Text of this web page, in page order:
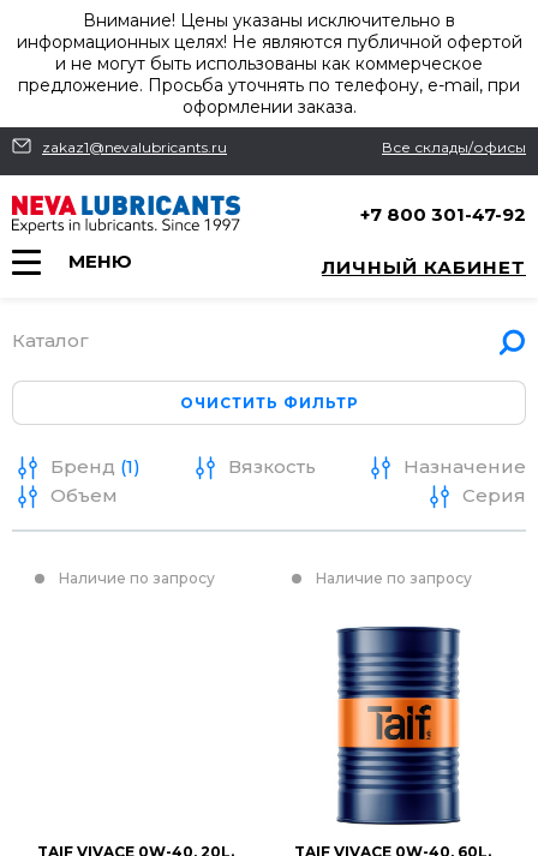
Внимание! Цены указаны исключительно в
информационных целях! Не являются публичной офертой
и не могут быть использованы как коммерческое
предложение. Просьба уточнять по телефону, e-mail, при
оформлении заказа.
zakaz1@nevalubricants.ru Все склады/офисы
+7 800 301-47-92
МЕНЮ ЛИЧНЫЙ КАБИНЕТ
Каталог
Бренд (1) Вязкость
Назначение
Объем
Серия
Наличие по запросу
TAIF VIVACE 0W-40, 20L.
Наличие по запросу
TAIF VIVACE 0W-40, 60L.